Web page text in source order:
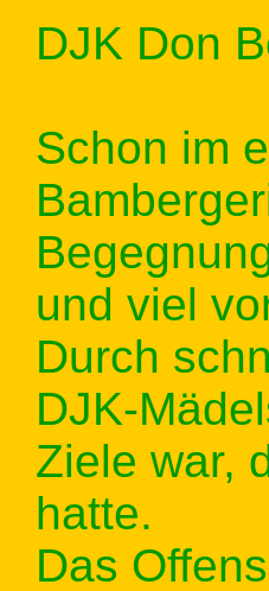
DJK Don
Schon im
und viel
Durch
DJK-
Ziele war,
hatte.
Das